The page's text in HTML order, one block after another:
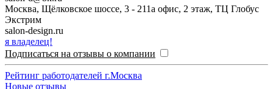
Москва, Щёлковское шоссе, 3 - 211а офис, 2 этаж, ТЦ Глобус
Экстрим
salon-design.ru
я владелец!
Подписаться на отзывы о компании
Рейтинг работодателей г.Москва
Новые отзывы